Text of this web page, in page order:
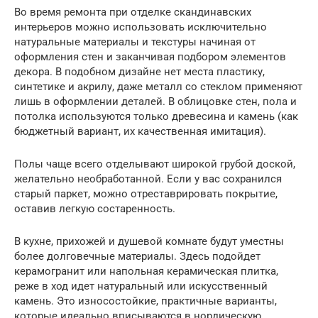
Во время ремонта при отделке скандинавских
интерьеров можно использовать исключительно
натуральные материалы и текстуры начиная от
оформления стен и заканчивая подбором элементов
декора. В подобном дизайне нет места пластику,
синтетике и акрилу, даже металл со стеклом применяют
лишь в оформлении деталей. В облицовке стен, пола и
потолка используются только древесина и камень (как
бюджетный вариант, их качественная имитация).
Полы чаще всего отделывают широкой грубой доской,
желательно необработанной. Если у вас сохранился
старый паркет, можно отреставрировать покрытие,
оставив легкую состаренность.
В кухне, прихожей и душевой комнате будут уместны
более долговечные материалы. Здесь подойдет
керамогранит или напольная керамическая плитка,
реже в ход идет натуральный или искусственный
камень. Это износостойкие, практичные варианты,